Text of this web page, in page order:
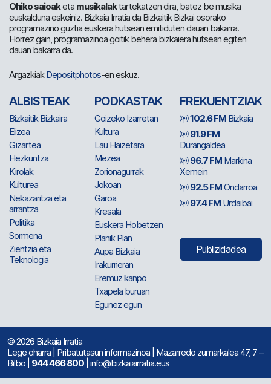
Ohiko saioaketa musikalaktartekatzen dira, batez be musika
euskalduna eskeiniz. Bizkaia Irratia da Bizkaitik Bizkai osorako
programazino guztia euskera hutsean emitiduten dauan bakarra.
Horrez gain, programazinoa goitik behera bizkaiera hutsean egiten
dauan bakarra da.
ArgazkiakDepositphotos-en eskuz.
ALBISTEAK
Bizkaitik Bizkaira
Elizea
Gizartea
Hezkuntza
Kirolak
Kulturea
Nekazaritza eta
arrantza
Politika
Sormena
Zientzia eta
Teknologia
PODKASTAK
Goizeko Izarretan
Kultura
Lau Haizetara
Mezea
Zorionagurrak
Jokoan
Garoa
Kresala
Euskera Hobetzen
Planik Plan
Aupa Bizkaia
Irakurrieran
Eremuz kanpo
Txapela buruan
Egunez egun
FREKUENTZIAK
102.6 FM Bizkaia
91.9 FM
Durangaldea
96.7 FM Markina
Xemein
92.5 FMOndarroa
97.4 FM Urdaibai
Publizidadea
© 2026 Bizkaia Irratia
Lege oharra Pribatutasun informazinoa | Mazarredo zumarkalea 47, 7 –
Bilbo | 944 466 800 | info@bizkaiairratia.eus